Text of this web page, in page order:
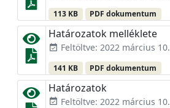
113 KB PDF dokumentum
Határozatok melléklete
event_available Feltöltve: 2022 március 10.
141 KB PDF dokumentum
Határozatok
event_available Feltöltve: 2022 március 10.